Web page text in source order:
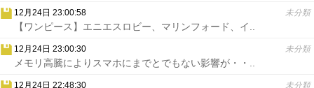
12月24日 23:00:58 未分類
【ワンピース】エニエスロビー、マリンフォード、イ..
12月24日 23:00:30 未分類
メモリ高騰によりスマホにまでとでもない影響が・・..
12月24日 22:48:30 未分類